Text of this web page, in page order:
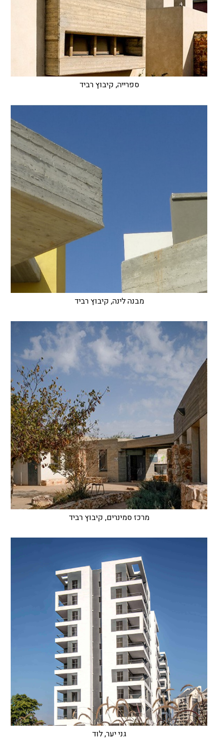
ספרייה, קיבוץ רביד
מבנה לינה, קיבוץ רביד
מרכז סמינרים, קיבוץ רביד
גני יער, לוד